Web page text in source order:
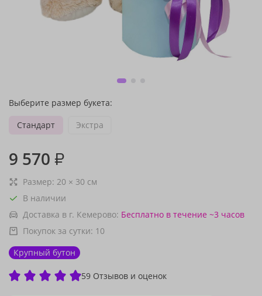
Выберите размер букета:
Стандарт
Экстра
9 570 ₽
Размер: 20 × 30 см
В наличии
Доставка в г. Кемерово: Бесплатно в течение ~3 часов
Покупок за сутки: 10
Крупный бутон
59 Отзывов и оценок